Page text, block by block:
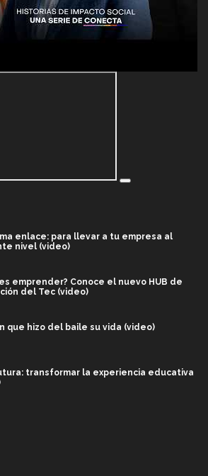
enlace: para llevar a tu empresa al
nivel (video)
emprender? Conoce el nuevo HUB de
del Tec (video)
que hizo del baile su vida (video)
transformar la experiencia educativa